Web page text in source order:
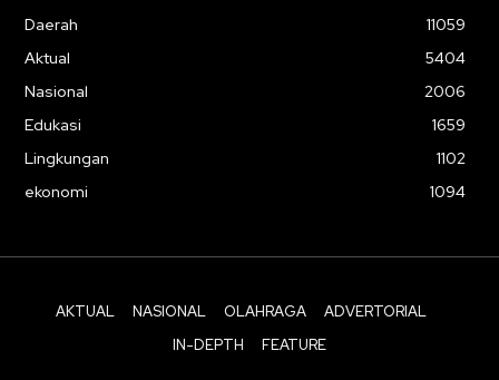
Daerah
11059
Aktual
5404
Nasional
2006
Edukasi
1659
Lingkungan
1102
ekonomi
1094
AKTUAL NASIONAL OLAHRAGA
ADVERTORIAL
IN-DEPTH
FEATURE